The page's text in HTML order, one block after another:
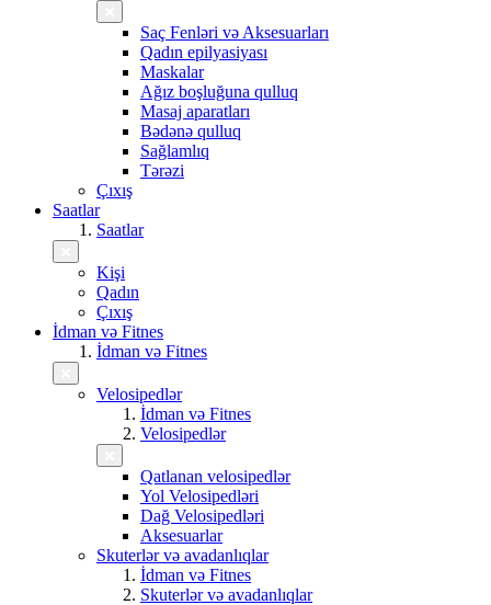
Saç Fenləri və Aksesuarları
Qadın epilyasiyası
Maskalar
Ağız boşluğuna qulluq
Masaj aparatları
Bədənə qulluq
Sağlamlıq
Tərəzi
Çıxış
Saatlar
Saatlar
Kişi
Qadın
Çıxış
İdman və Fitnes
İdman və Fitnes
Velosipedlər
İdman və Fitnes
Velosipedlər
Qatlanan velosipedlər
Yol Velosipedləri
Dağ Velosipedləri
Aksesuarlar
Skuterlər və avadanlıqlar
İdman və Fitnes
Skuterlər və avadanlıqlar